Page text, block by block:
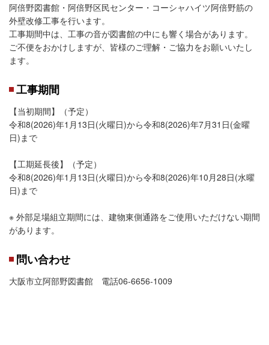
阿倍野図書館・阿倍野区民センター・コーシャハイツ阿倍野筋の
外壁改修工事を行います。
工事期間中は、工事の音が図書館の中にも響く場合があります。
ご不便をおかけしますが、皆様のご理解・ご協力をお願いいたし
ます。
工事期間
【当初期間】（予定）
令和8(2026)年1月13日(火曜日)から令和8(2026)年7月31日(金曜
日)まで
【工期延長後】（予定）
令和8(2026)年1月13日(火曜日)から令和8(2026)年10月28日(水曜
日)まで
※ 外部足場組立期間には、建物東側通路をご使用いただけない期間
があります。
問い合わせ
大阪市立阿部野図書館 電話06-6656-1009